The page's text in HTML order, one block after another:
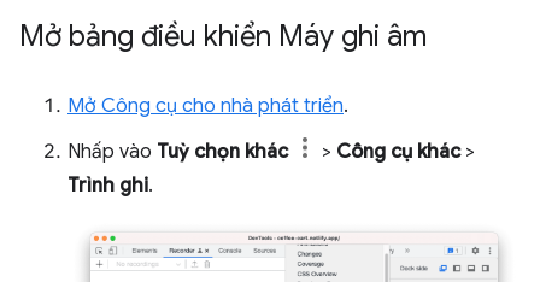
Mở bảng điều khiển Máy ghi âm
Mở Công cụ cho nhà phát triển.
Nhấp vào Tuỳ chọn khác > Công cụ khác>
Trình ghi.